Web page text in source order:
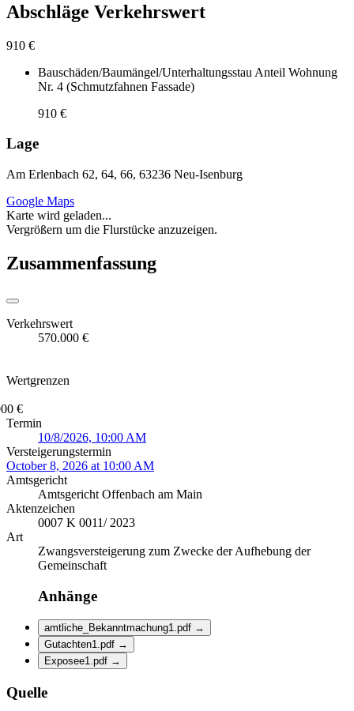
Abschläge Verkehrswert
910 €
Bauschäden/Baumängel/Unterhaltungsstau Anteil Wohnung
Nr. 4 (Schmutzfahnen Fassade)
910 €
Lage
Am Erlenbach 62, 64, 66, 63236 Neu-Isenburg
Google Maps
Karte wird geladen...
Vergrößern um die Flurstücke anzuzeigen.
Zusammenfassung
Verkehrswert
570.000 €
Wertgrenzen
€
Termin
10/8/2026, 10:00 AM
Versteigerungstermin
October 8, 2026 at 10:00 AM
Amtsgericht
Amtsgericht Offenbach am Main
Aktenzeichen
0007 K 0011/ 2023
Art
Zwangsversteigerung zum Zwecke der Aufhebung der
Gemeinschaft
Anhänge
amtliche_Bekanntmachung1.pdf →
Gutachten1.pdf →
Exposee1.pdf →
Quelle